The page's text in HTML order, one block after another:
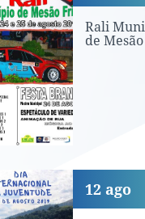
Rali
de
12 ago